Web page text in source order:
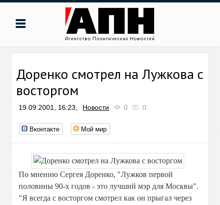
Доренко смотрел на Лужкова с
восторгом
19.09.2001, 16:23, Новости 0 0
Вконтакте Мой мир
По мнению Сергея Доренко, "Лужков первой
половины 90-х годов - это лучший мэр для Москвы".
"Я всегда с восторгом смотрел как он прыгал через